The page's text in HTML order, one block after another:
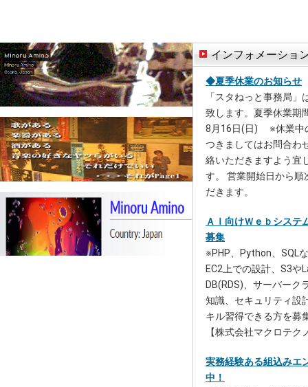
インフォメーショ
◆夏季休業のお知らせ
「スタねっと事務局」
致します。夏季休業期
8月16日(日) ※休業中
つきましてはお問合わ
絡いただきますよう宜
す。 営業開始日から順
だきます。
ＡＩ向けＷｅｂシステ
募集
※PHP、Python、SQL
EC2上での設計、S3や
DB(RDS)、サーバーク
知識、セキュリティ設
キル習得できる方を募
【株式会社マクロテク
実務経験ある組込みエ
中！